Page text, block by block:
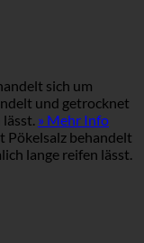
sich um
und getrocknet
» Mehr Info
Pökelsalz behandelt
lange reifen lässt.